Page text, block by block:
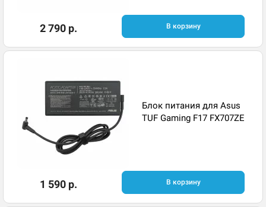
2 790 р. В корзину
Блок питания для Asus
TUF Gaming F17 FX707ZE
1 590 р. В корзину